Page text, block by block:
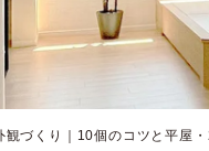
観づくり｜10個のコツと平屋